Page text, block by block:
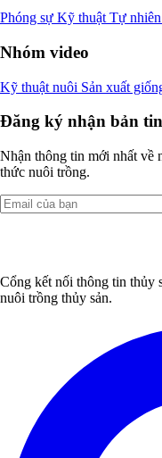
Phóng sự Kỹ thuật Tự nhiên
Nhóm video
Kỹ thuật nuôi Sản xuất
Đăng ký nhận bản tin
Nhận thông tin mới nhất về
thức nuôi trồng.
Cổng kết nối thông tin thủy
nuôi trồng thủy sản.